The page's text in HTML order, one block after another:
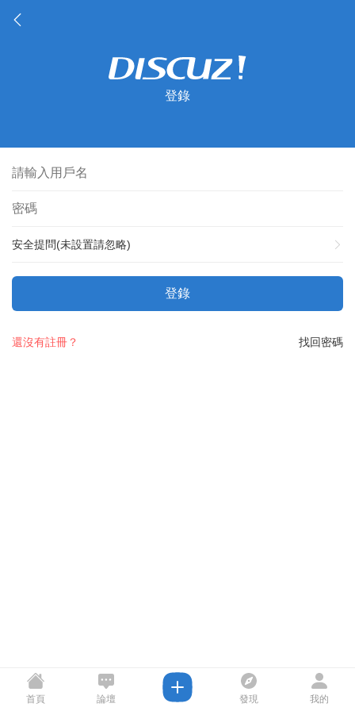
登錄
安全提問(未設置請忽略)
登錄
找回密碼
還沒有註冊？
首頁 論壇 發現 我的